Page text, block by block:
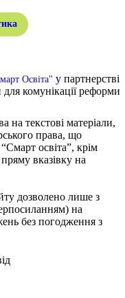
Освіта" у партнерстві
для комунікації реформи
на текстові матеріали,
права, що
освіта”, крім
пряму вказівку на
дозволено лише з
на
без погодження з